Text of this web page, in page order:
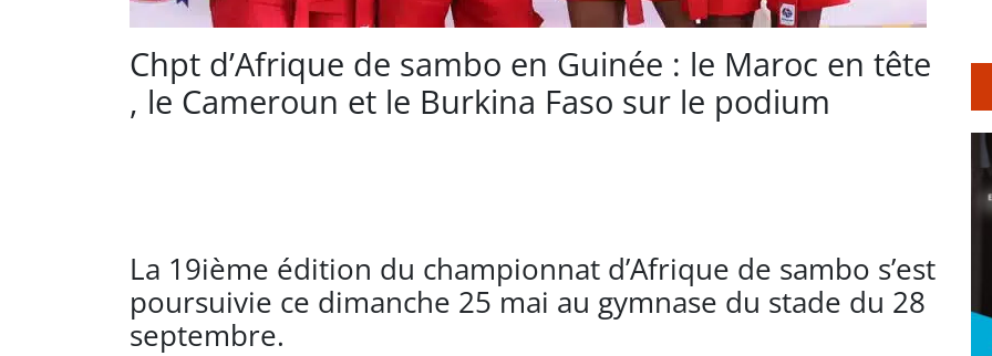
Chpt d’Afrique de sambo en Guinée : le Maroc en tête
, le Cameroun et le Burkina Faso sur le podium
La 19ième édition du championnat d’Afrique de sambo s’est
poursuivie ce dimanche 25 mai au gymnase du stade du 28
septembre.